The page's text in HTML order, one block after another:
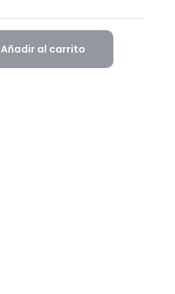
Añadir al carrito